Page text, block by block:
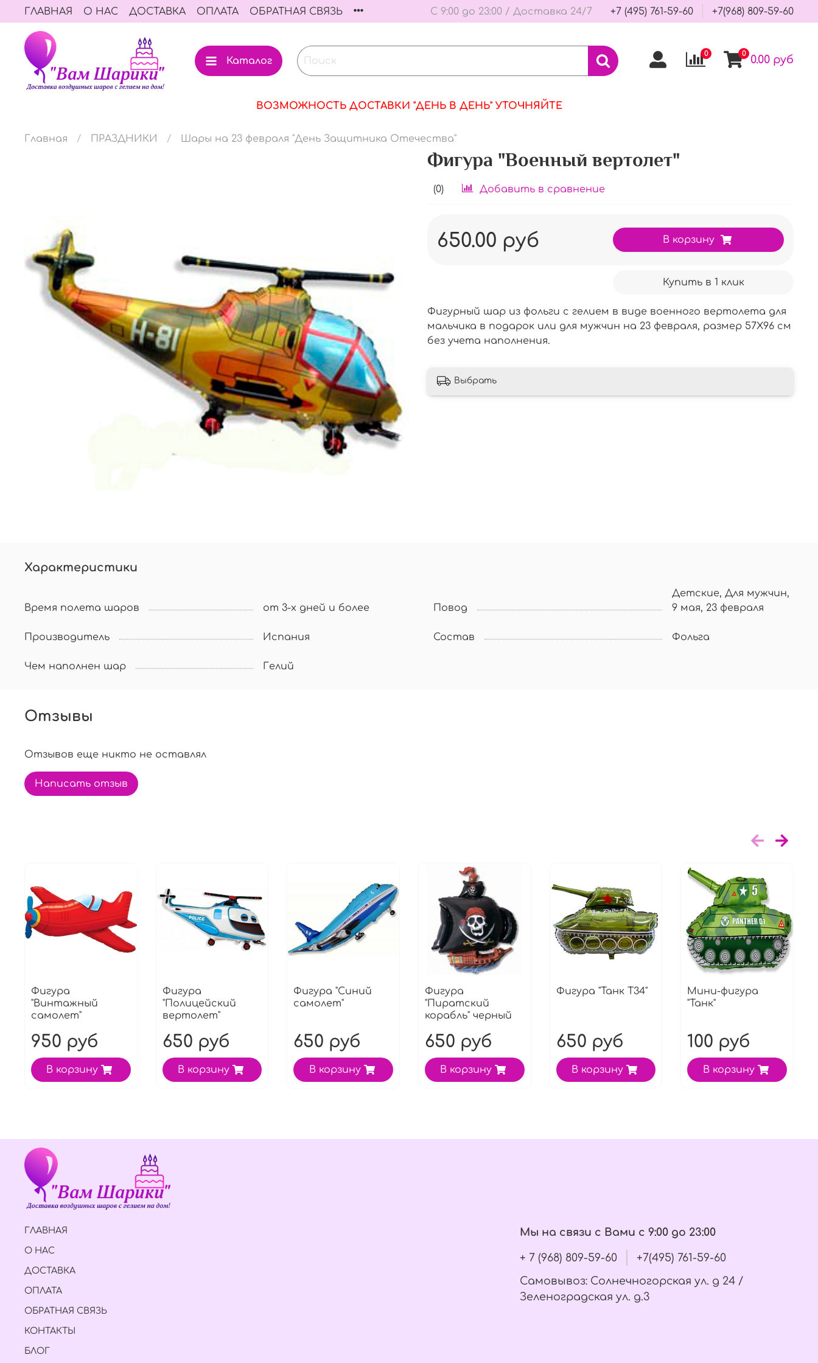
ГЛАВНАЯ О НАС ДОСТАВКА ОПЛАТА ОБРАТНАЯ СВЯЗЬ С 9:00 до 23:00 / Доставка 24/7 +7 (495) 761-59-60 +7(968) 809-59-60
Каталог
0 0 0.00 руб
ВОЗМОЖНОСТЬ ДОСТАВКИ "ДЕНЬ В ДЕНЬ" УТОЧНЯЙТЕ
Главная ПРАЗДНИКИ Шары на 23 февраля "День Защитника Отечества"
Фигура "Военный вертолет"
(0) Добавить в сравнение
650.00 руб В корзину
Купить в 1 клик
Фигурный шар из фольги с гелием в виде военного вертолета для
мальчика в подарок или для мужчин на 23 февраля, размер 57Х96 см
без учета наполнения.
Выбрать
Характеристики
Время полета шаров от 3-х дней и более Повод
Детские, Для мужчин,
9 мая, 23 февраля
Производитель Испания Состав Фольга
Чем наполнен шар Гелий
Отзывы
Отзывов еще никто не оставлял
Написать отзыв
Фигура
"Винтажный
самолет"
950 руб
В корзину
Фигура
"Полицейский
вертолет"
650 руб
В корзину
Фигура "Синий
самолет"
650 руб
В корзину
Фигура
"Пиратский
корабль" черный
650 руб
В корзину
Фигура "Танк Т34"
650 руб
В корзину
Мини-фигура
"Танк"
100 руб
В корзину
ГЛАВНАЯ
О НАС
ДОСТАВКА
ОПЛАТА
ОБРАТНАЯ СВЯЗЬ
КОНТАКТЫ
БЛОГ
Мы на связи с Вами с 9:00 до 23:00
+ 7 (968) 809-59-60
+7(495) 761-59-60
Самовывоз: Солнечногорская ул. д 24 /
Зеленоградская ул. д.3